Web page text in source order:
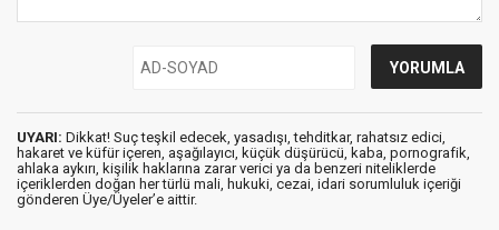
UYARI: Dikkat! Suç teşkil edecek, yasadışı, tehditkar, rahatsız edici,
hakaret ve küfür içeren, aşağılayıcı, küçük düşürücü, kaba, pornografik,
ahlaka aykırı, kişilik haklarına zarar verici ya da benzeri niteliklerde
içeriklerden doğan her türlü mali, hukuki, cezai, idari sorumluluk içeriği
gönderen Üye/Üyeler’e aittir.